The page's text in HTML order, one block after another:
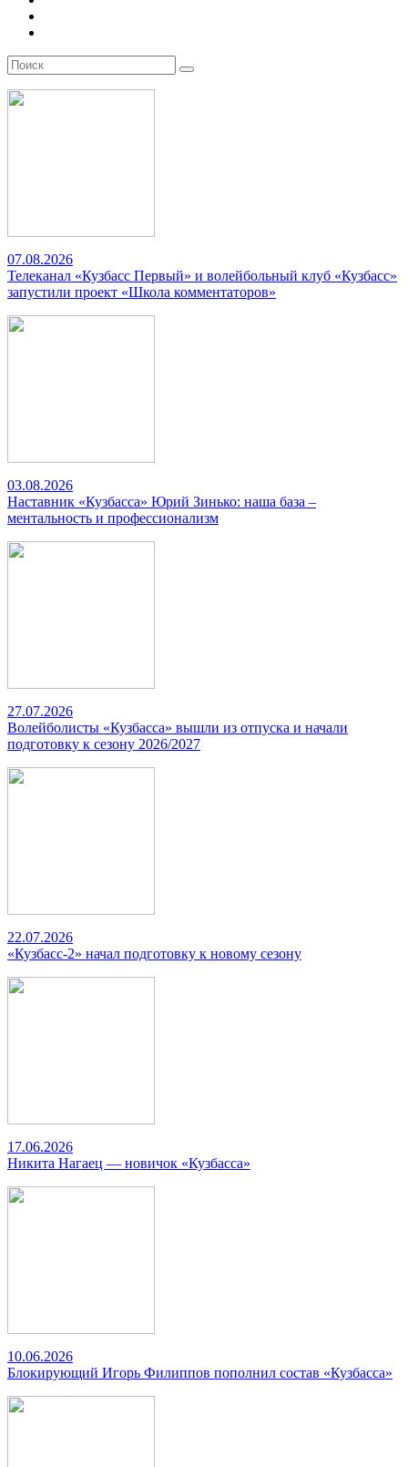
07.08.2026
Телеканал «Кузбасс Первый» и волейбольный клуб «Кузбасс»
запустили проект «Школа комментаторов»
03.08.2026
Наставник «Кузбасса» Юрий Зинько: наша база –
ментальность и профессионализм
27.07.2026
Волейболисты «Кузбасса» вышли из отпуска и начали
подготовку к сезону 2026/2027
22.07.2026
«Кузбасс-2» начал подготовку к новому сезону
17.06.2026
Никита Нагаец — новичок «Кузбасса»
10.06.2026
Блокирующий Игорь Филиппов пополнил состав «Кузбасса»